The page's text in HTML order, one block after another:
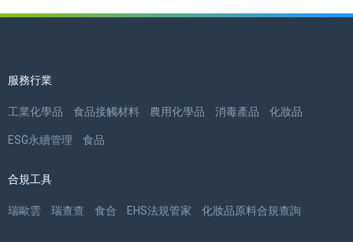
服務行業
工業化學品 食品接觸材料 農用化學品 消毒產品 化妝品
ESG永續管理 食品
合規工具
瑞歐雲 瑞查查 食合 EHS法規管家 化妝品原料合規查詢